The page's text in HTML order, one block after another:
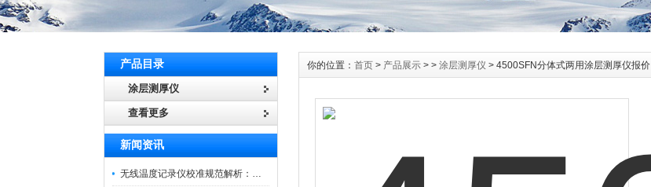
产品目录
涂层测厚仪
查看更多
新闻资讯
无线温度记录仪校准规范解析：从多点比对到不确定度评定的实操流程
你的位置： 首页 > 产品展示 > > 涂层测厚仪 > 4500SFN分体式两用涂层测厚仪报价